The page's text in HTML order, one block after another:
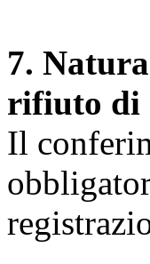
7.
rifiuto di
Il